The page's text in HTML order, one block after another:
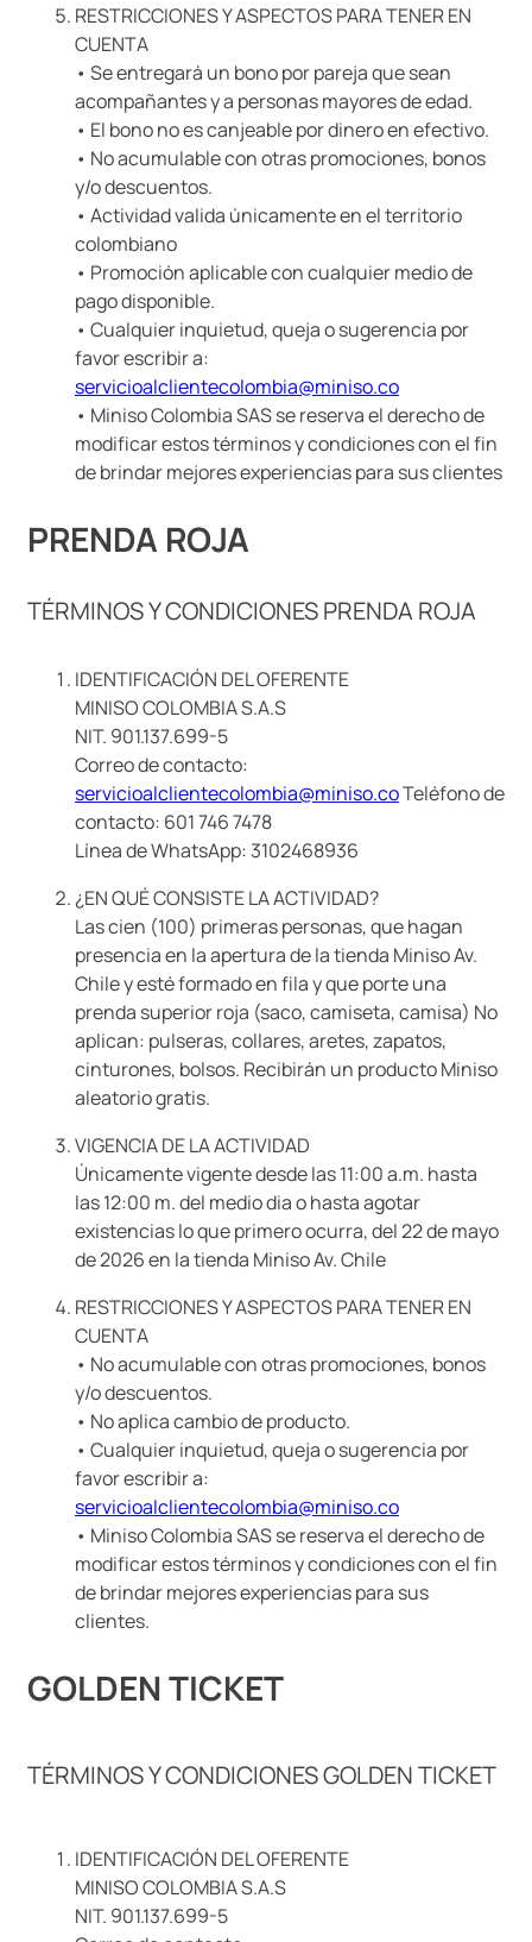
RESTRICCIONES Y ASPECTOS PARA TENER EN
CUENTA
• Se entregará un bono por pareja que sean
acompañantes y a personas mayores de edad.
• El bono no es canjeable por dinero en efectivo.
• No acumulable con otras promociones, bonos
y/o descuentos.
• Actividad valida únicamente en el territorio
colombiano
• Promoción aplicable con cualquier medio de
pago disponible.
• Cualquier inquietud, queja o sugerencia por
favor escribir a:
servicioalclientecolombia@miniso.co
• Miniso Colombia SAS se reserva el derecho de
modificar estos términos y condiciones con el fin
de brindar mejores experiencias para sus clientes
PRENDA ROJA
TÉRMINOS Y CONDICIONES PRENDA ROJA
IDENTIFICACIÓN DEL OFERENTE
MINISO COLOMBIA S.A.S
NIT. 901.137.699-5
Correo de contacto:
servicioalclientecolombia@miniso.coTeléfono de
contacto: 601 746 7478
Línea de WhatsApp: 3102468936
¿EN QUÉ CONSISTE LA ACTIVIDAD?
Las cien (100) primeras personas, que hagan
presencia en la apertura de la tienda Miniso Av.
Chile y esté formado en fila y que porte una
prenda superior roja (saco, camiseta, camisa) No
aplican: pulseras, collares, aretes, zapatos,
cinturones, bolsos. Recibirán un producto Miniso
aleatorio gratis.
VIGENCIA DE LA ACTIVIDAD
Únicamente vigente desde las 11:00 a.m. hasta
las 12:00 m. del medio dia o hasta agotar
existencias lo que primero ocurra, del 22 de mayo
de 2026 en la tienda Miniso Av. Chile
RESTRICCIONES Y ASPECTOS PARA TENER EN
CUENTA
• No acumulable con otras promociones, bonos
y/o descuentos.
• No aplica cambio de producto.
• Cualquier inquietud, queja o sugerencia por
favor escribir a:
servicioalclientecolombia@miniso.co
• Miniso Colombia SAS se reserva el derecho de
modificar estos términos y condiciones con el fin
de brindar mejores experiencias para sus
clientes.
GOLDEN TICKET
TÉRMINOS Y CONDICIONES GOLDEN TICKET
IDENTIFICACIÓN DEL OFERENTE
MINISO COLOMBIA S.A.S
NIT. 901.137.699-5